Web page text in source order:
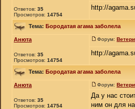
Ответов: 35
Просмотров: 14754
http://
Тема: Бородатая агама заболела
Анюта
Ответов: 35
Просмотров: 14754
Форум:
http://
Тема: Бородатая агама заболела
Анюта
Ответов: 35
Просмотров: 14754
Форум:
Да у нас
ним он для